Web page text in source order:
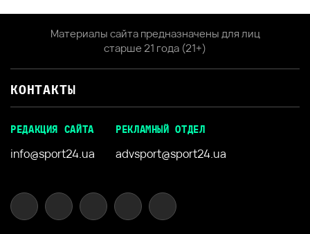
Материалы сайта предназначены для лиц
старше 21 года (21+)
КОНТАКТЫ
РЕДАКЦИЯ САЙТА
info@sport24.ua
РЕКЛАМНЫЙ ОТДЕЛ
advsport@sport24.ua